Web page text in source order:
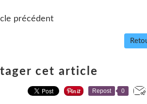
précédent
cet article
Repost 0